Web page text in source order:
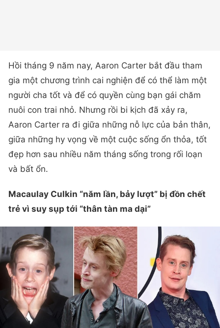
Hồi tháng 9 năm nay, Aaron Carter bắt đầu tham
gia một chương trình cai nghiện để có thể làm một
người cha tốt và để có quyền cùng bạn gái chăm
nuôi con trai nhỏ. Nhưng rồi bi kịch đã xảy ra,
Aaron Carter ra đi giữa những nỗ lực của bản thân,
giữa những hy vọng về một cuộc sống ổn thỏa, tốt
đẹp hơn sau nhiều năm tháng sống trong rối loạn
và bất ổn.
Macaulay Culkin “năm lần, bảy lượt” bị đồn chết
trẻ vì suy sụp tới “thân tàn ma dại”